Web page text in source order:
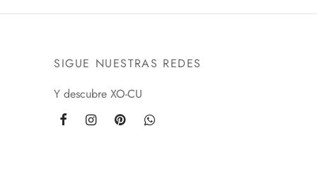
SIGUE NUESTRAS REDES
Y descubre XO-CU